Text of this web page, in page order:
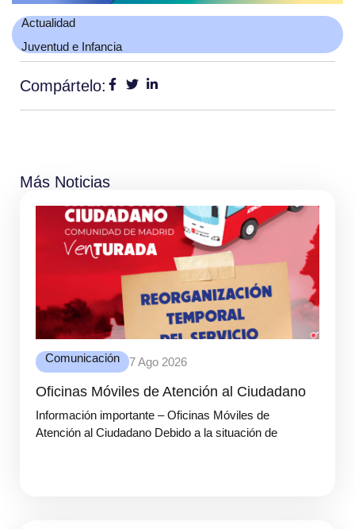
Actualidad
Juventud e Infancia
Compártelo:
Más Noticias
Comunicación 7 Ago 2026
Oficinas Móviles de Atención al Ciudadano
Información importante – Oficinas Móviles de
Atención al Ciudadano Debido a la situación de